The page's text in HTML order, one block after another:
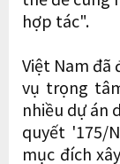
hợp tác".
Việt Nam đã
vụ trọng
nhiều dự án
quyết '175/
mục đích